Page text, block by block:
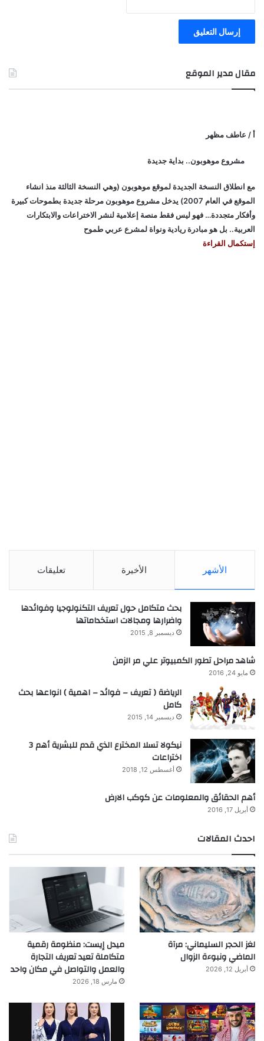
مقال مدير الموقع
أ / عاطف مظهر
مشروع موهوبون.. بداية جديدة
مع انطلاق النسخة الجديدة لموقع موهوبون (وهي النسخة الثالثة منذ انشاء
الموقع في العام 2007) يدخل مشروع موهوبون مرحلة جديدة بطموحات كبيرة
وأفكار متجددة… فهو ليس فقط منصة إعلامية لنشر الاختراعات والابتكارات
العربية.. بل هو مبادرة ريادية ونواة لمشرع عربي طموح
إستكمال القراءة
الأشهر الأخيرة تعليقات
بحث متكامل حول تعريف التكنولوجيا وفوائدها
واضرارها ومجالات استخداماتها
ديسمبر 8, 2015
شاهد مراحل تطور الكمبيوتر علي مر الزمن
مايو 24, 2016
الرياضة ( تعريف – فوائد – اهمية ) انواعها بحث
كامل
ديسمبر 14, 2015
نيكولا تسلا المخترع الذي قدم للبشرية أهم 3
اختراعات
أغسطس 12, 2018
أهم الحقائق والمعلومات عن كوكب الارض
أبريل 17, 2016
احدث المقالات
لغز الحجر السليماني: مرآة
الماضي ونبوءة الزوال
أبريل 12, 2026
ميدل إيست: منظومة رقمية
متكاملة تعيد تعريف التجارة
والعمل والتواصل في مكان واحد
مارس 18, 2026